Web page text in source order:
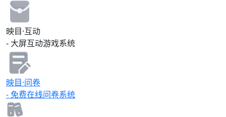
商年会，在年会上正式发布了其
2026年的全新战术蓝图。从逾百款
新品、尤其是重磅系列“金舵幻影”的
亮相，到“同心执舵·向美绽放”的品牌
主题，再到深度融合线上线下协同攻
坚市场的策略方面，金舵正试图以一
套深度融合产品、品牌与渠道的体系
化打法，在市场竞争的后半场，开启
一场全面的“合成”革新。 !
[Description]
(https://s.tuwenzhibo.com//gw/image/jpeg/20260210/033841/
在“同心执舵 曜启新章”的征程起点，
映目·互动
- 大屏互动游戏系统
映目·问卷
- 免费在线问卷系统